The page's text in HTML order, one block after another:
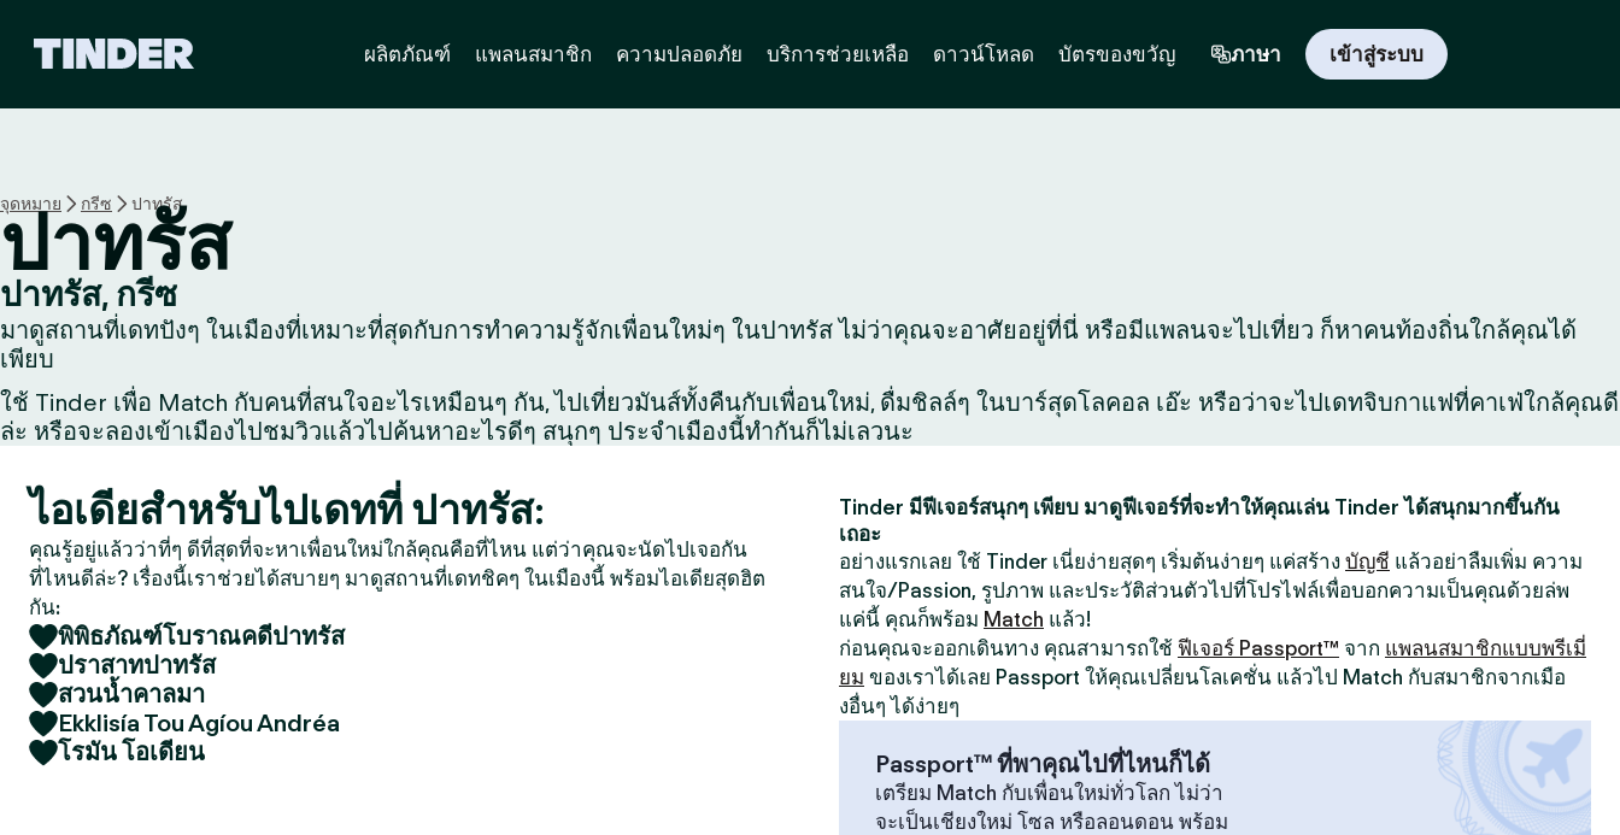
i
n
ผลิตภัณฑ์ แพลนสมาชิก ความปลอดภัย บริการช่วยเหลือ ดาวน์โหลด บัตรของขวัญ ภาษา เข้าสู่ระบบ
จุดหมาย กรีซ ปาทรัส
ปาทรัส
ปาทรัส, กรีซ
มาดูสถานที่เดทปังๆ ในเมืองที่เหมาะที่สุดกับการทำความรู้จักเพื่อนใหม่ๆ ในปาทรัส ไม่ว่าคุณจะอาศัยอยู่ที่นี่ หรือมีแพลนจะไปเที่ยว ก็หาคนท้องถิ่นใกล้คุณได้
เพียบ
ใช้ Tinder เพื่อ Match กับคนที่สนใจอะไรเหมือนๆ กัน, ไปเที่ยวมันส์ทั้งคืนกับเพื่อนใหม่, ดื่มชิลล์ๆ ในบาร์สุดโลคอล เอ๊ะ หรือว่าจะไปเดทจิบกาแฟที่คาเฟ่ใกล้คุณดี
ล่ะ หรือจะลองเข้าเมืองไปชมวิวแล้วไปค้นหาอะไรดีๆ สนุกๆ ประจำเมืองนี้ทำกันก็ไม่เลวนะ
ไอเดียสำหรับไปเดทที่ ปาทรัส:
คุณรู้อยู่แล้วว่าที่ๆ ดีที่สุดที่จะหาเพื่อนใหม่ใกล้คุณคือที่ไหน แต่ว่าคุณจะนัดไปเจอกัน
ที่ไหนดีล่ะ? เรื่องนี้เราช่วยได้สบายๆ มาดูสถานที่เดทชิคๆ ในเมืองนี้ พร้อมไอเดียสุดฮิต
กัน:
พิพิธภัณฑ์โบราณคดีปาทรัส
ปราสาทปาทรัส
สวนน้ำคาลมา
Ekklisía Tou Agíou Andréa
โรมัน โอเดียน
Tinder มีฟีเจอร์สนุกๆ เพียบ มาดูฟีเจอร์ที่จะทำให้คุณเล่น Tinder ได้สนุกมากขึ้นกัน
เถอะ
อย่างแรกเลย ใช้ Tinder เนี่ยง่ายสุดๆ เริ่มต้นง่ายๆ แค่สร้าง บัญชี แล้วอย่าลืมเพิ่ม ความ
สนใจ/Passion, รูปภาพ และประวัติส่วนตัวไปที่โปรไฟล์เพื่อบอกความเป็นคุณด้วยล่พ
แค่นี้ คุณก็พร้อม Match แล้ว!
ก่อนคุณจะออกเดินทาง คุณสามารถใช้ ฟีเจอร์ Passport™ จาก แพลนสมาชิกแบบพรีเมี่
ยม ของเราได้เลย Passport ให้คุณเปลี่ยนโลเคชั่น แล้วไป Match กับสมาชิกจากเมือ
งอื่นๆ ได้ง่ายๆ
Passport™ ที่พาคุณไปที่ไหนก็ได้
เตรียม Match กับเพื่อนใหม่ทั่วโลก ไม่ว่า
จะเป็นเชียงใหม่ โซล หรือลอนดอน พร้อม